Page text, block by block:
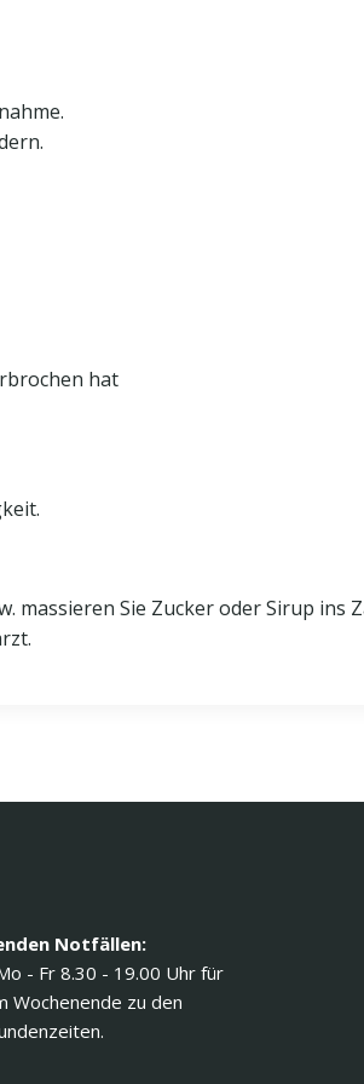
hat
massieren Sie Zucker oder Sirup ins
Notfällen:
- Fr 8.30 - 19.00 Uhr für
Wochenende zu den